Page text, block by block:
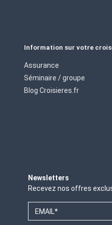
Information sur votre
Assurance
Séminaire / groupe
Blog Croisieres.fr
Newsletters
Recevez nos offres
EMAIL*